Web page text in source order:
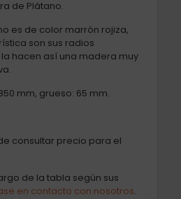
de Plátano.
es de color marrón rojiza,
son sus radios
hacen así una madera muy
mm, grueso: 65 mm.
consultar precio para el
de la tabla según sus
en contacto con nosotros.